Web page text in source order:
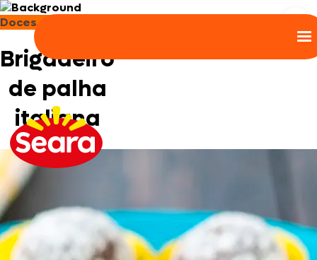
Doces, Bolos e Sobremesas
Brigadeiro
de palha
italiana